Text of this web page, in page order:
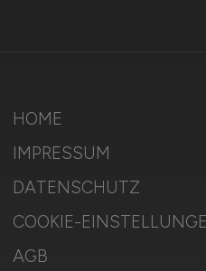
HOME
IMPRESSUM
DATENSCHUTZ
COOKIE-
AGB